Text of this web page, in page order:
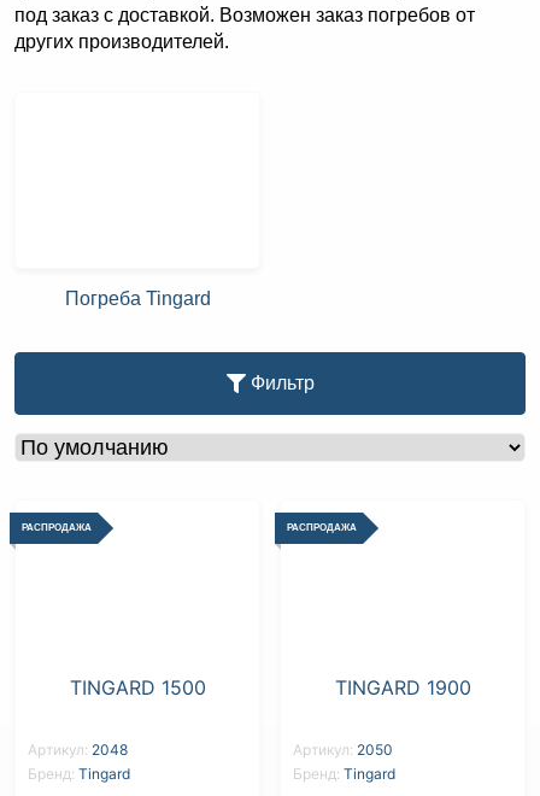
под заказ с доставкой. Возможен заказ погребов от
других производителей.
Погреба Tingard
Фильтр
TINGARD 1500
Артикул: 2048
Бренд: Tingard
РАСПРОДАЖА
TINGARD 1900
Артикул: 2050
Бренд: Tingard
РАСПРОДАЖА